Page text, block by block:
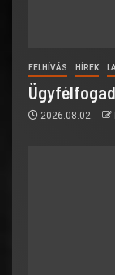
FELHÍVÁS HÍREK
2026.08.02.